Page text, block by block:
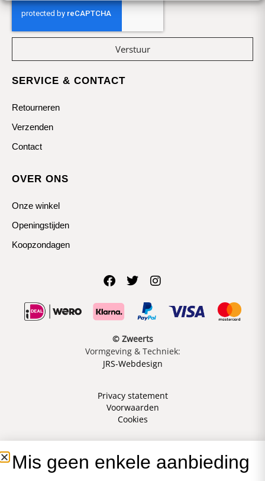
Verstuur
SERVICE & CONTACT
Retourneren
Verzenden
Contact
OVER ONS
Onze winkel
Openingstijden
Koopzondagen
© Zweerts
Vormgeving & Techniek:
JRS-Webdesign
Privacy statement
Voorwaarden
Cookies
Mis geen enkele aanbieding